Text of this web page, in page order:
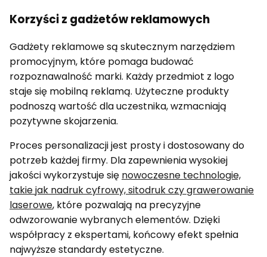
Korzyści z gadżetów reklamowych
Gadżety reklamowe są skutecznym narzędziem
promocyjnym, które pomaga budować
rozpoznawalność marki. Każdy przedmiot z logo
staje się mobilną reklamą. Użyteczne produkty
podnoszą wartość dla uczestnika, wzmacniają
pozytywne skojarzenia.
Proces personalizacji jest prosty i dostosowany do
potrzeb każdej firmy. Dla zapewnienia wysokiej
jakości wykorzystuje się nowoczesne technologie,
takie jak nadruk cyfrowy, sitodruk czy grawerowanie
laserowe, które pozwalają na precyzyjne
odwzorowanie wybranych elementów. Dzięki
współpracy z ekspertami, końcowy efekt spełnia
najwyższe standardy estetyczne.